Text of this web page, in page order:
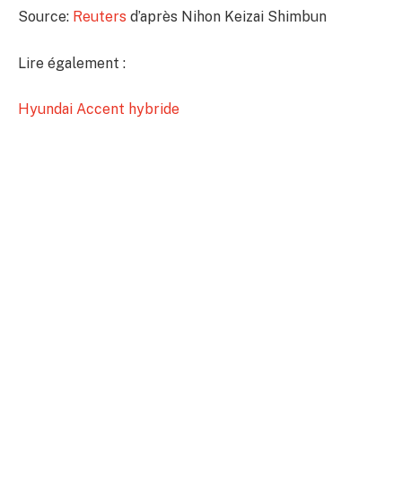
Source: Reuters d’après Nihon Keizai Shimbun
Lire également :
Hyundai Accent hybride